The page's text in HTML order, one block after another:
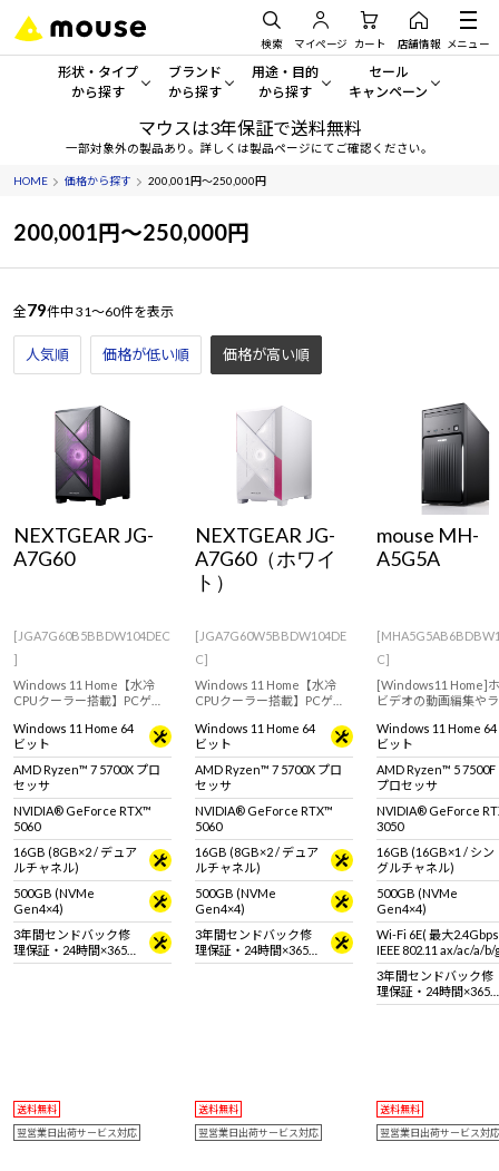
検索 マイページ カート 店舗情報 メニュー
形状・タイプ
から探す
形状・タイプから探す をすべてみる
デスクトップPC
ノートPC
サーバー
ワークステーション
ディスプレイ
Windows 11
ブランド
から探す
mouse
G TUNE
NEXTGEAR
MousePro
Windows 11 Copilot+ PC
用途・目的
から探す
一般向けパソコン
ゲーミングPC・ゲーム向けパソコン
学習向けパソコン
スペック/パーツ別
AIおすすめパソコン
Windows 11
セール
キャンペーン
セール・キャンペー
|Copilot+ PC
マウスは3年保証で送料無料
一部対象外の製品あり。詳しくは製品ページにてご確認ください。
HOME 価格から探す 200,001円～250,000円
200,001円～250,000円
全79件中 31～60件を表示
人気順 価格が低い順 価格が高い順
NEXTGEAR JG-
A7G60
[JGA7G60B5BBDW104DEC
]
Windows 11 Home【水冷
CPUクーラー搭載】PCゲー
向け。GeForce RTX 5060 &
AMD Ryzen 7 5700X搭載の
ミニタワー型デスクトップ
PC。
Windows 11 Home 64
ビット
AMD Ryzen™ 7 5700X プロ
セッサ
NVIDIA® GeForce RTX™
5060
16GB (8GB×2 / デュア
ルチャネル)
500GB (NVMe
Gen4×4)
3年間センドバック修
理保証・24時間×365
日電話サポート
送料無料
翌営業日出荷サービス対応
NEXTGEAR JG-
A7G60（ホワイ
ト）
[JGA7G60W5BBDW104DE
C]
Windows 11 Home【水冷
CPUクーラー搭載】PCゲー
向け。GeForce RTX 5060 &
AMD Ryzen 7 5700X搭載の
ミニタワー型デスクトップ
PC。
Windows 11 Home 64
ビット
AMD Ryzen™ 7 5700X プロ
セッサ
NVIDIA® GeForce RTX™
5060
16GB (8GB×2 / デュア
ルチャネル)
500GB (NVMe
Gen4×4)
3年間センドバック修
理保証・24時間×365
日電話サポート
送料無料
翌営業日出荷サービス対応
mouse MH-
A5G5A
C]
[Windows11 Home]
ビデオの動画編集や
ダードデスクトップ
ン。【キーボード・
準付属】
Windows 11 Home 64
ビット
AMD Ryzen™ 5 7500F
プロセッサ
NVIDIA® GeForce
3050
16GB (16GB×1 / シン
グルチャネル)
500GB (NVMe
Gen4×4)
Wi-Fi 6E( 最大
IEEE 802.11 ax/ac/a/
拠 ＋ Bluetooth 5内蔵
3年間センドバック修
理保証・24時間×365
日電話サポート
送料無料
翌営業日出荷サービス対応